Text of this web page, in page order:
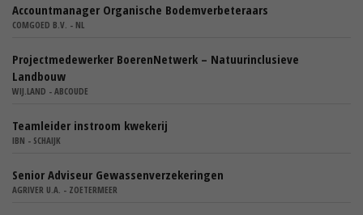
Accountmanager Organische Bodemverbeteraars
COMGOED B.V. - NL
Projectmedewerker BoerenNetwerk – Natuurinclusieve
Landbouw
WIJ.LAND - ABCOUDE
Teamleider instroom kwekerij
IBN - SCHAIJK
Senior Adviseur Gewassenverzekeringen
AGRIVER U.A. - ZOETERMEER